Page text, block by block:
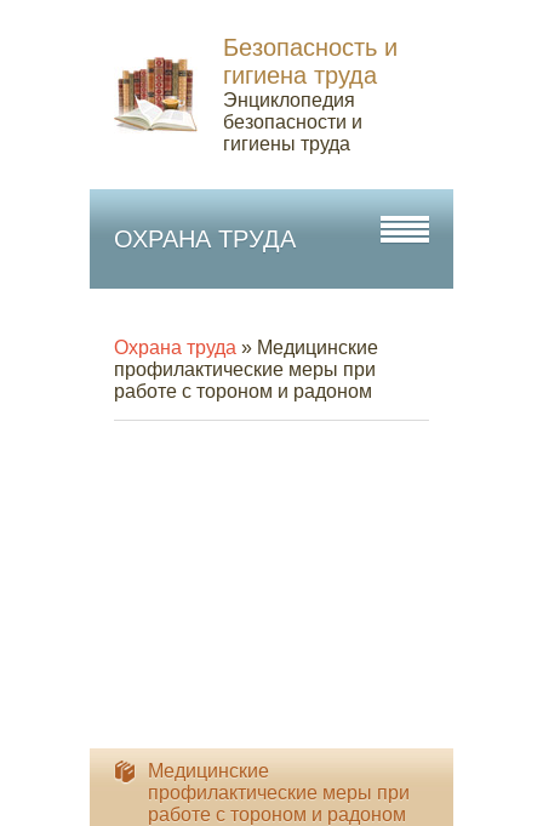
Безопасность и
гигиена труда
Энциклопедия
безопасности и
гигиены труда
ОХРАНА ТРУДА
Охрана труда » Медицинские
профилактические меры при
работе с тороном и радоном
Медицинские
профилактические меры при
работе с тороном и радоном